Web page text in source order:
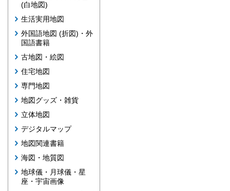
(白地図)
生活実用地図
外国語地図 (折図)・外
国語書籍
古地図・絵図
住宅地図
専門地図
地図グッズ・雑貨
立体地図
デジタルマップ
地図関連書籍
海図・地質図
地球儀・月球儀・星
座・宇宙画像